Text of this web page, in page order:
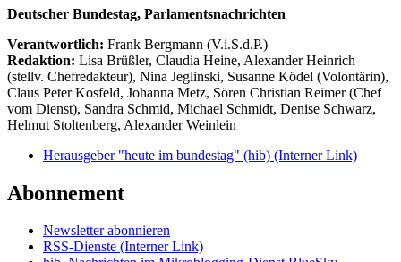
Deutscher Bundestag, Parlamentsnachrichten
Verantwortlich: Frank Bergmann (V.i.S.d.P.)
Redaktion: Lisa Brüßler, Claudia Heine, Alexander Heinrich
(stellv. Chefredakteur), Nina Jeglinski, Susanne Ködel (Volontärin),
Claus Peter Kosfeld, Johanna Metz, Sören Christian Reimer (Chef
vom Dienst), Sandra Schmid, Michael Schmidt, Denise Schwarz,
Helmut Stoltenberg, Alexander Weinlein
Herausgeber "heute im bundestag" (hib) (Interner Link)
Abonnement
Newsletter abonnieren
RSS-Dienste (Interner Link)